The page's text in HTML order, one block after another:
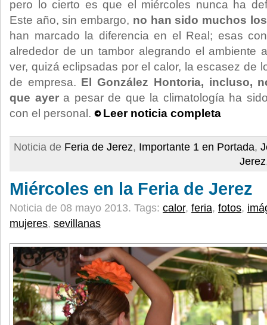
pero lo cierto es que el miércoles nunca ha
Este año, sin embargo, no han sido muchos
han marcado la diferencia en el Real; esas
alrededor de un tambor alegrando el ambiente
ver, quizá eclipsadas por el calor, la escasez de
de empresa. El González Hontoria, incluso,
que ayera pesar de que la climatología ha
con el personal.
Leer noticia completa
Noticia de Feria de Jerez, Importante 1 en Portada,
Jerez
Miércoles en la Feria de Jerez
Noticia de 08 mayo 2013. Tags: calor, feria, fotos,
mujeres, sevillanas